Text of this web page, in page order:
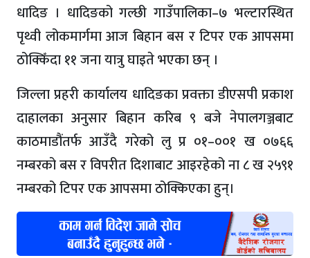
धादिङ । धादिङको गल्छी गाउँपालिका–७ भल्टारस्थित
पृथ्वी लोकमार्गमा आज बिहान बस र टिपर एक आपसमा
ठोक्किँदा ११ जना यात्रु घाइते भएका छन् ।
जिल्ला प्रहरी कार्यालय धादिङका प्रवक्ता डीएसपी प्रकाश
दाहालका अनुसार बिहान करिब ९ बजे नेपालगञ्जबाट
काठमाडौंतर्फ आउँदै गरेको लु प्र ०१–००१ ख ०७६६
नम्बरको बस र विपरीत दिशाबाट आइरहेको ना ८ ख २५९१
नम्बरको टिपर एक आपसमा ठोक्किएका हुन्।